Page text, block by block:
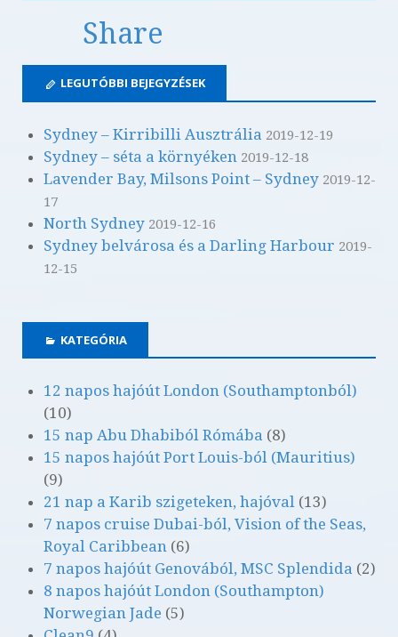
Share
LEGUTÓBBI BEJEGYZÉSEK
Sydney – Kirribilli Ausztrália 2019-12-19
Sydney – séta a környéken 2019-12-18
Lavender Bay, Milsons Point – Sydney 2019-12-
17
North Sydney 2019-12-16
Sydney belvárosa és a Darling Harbour 2019-
12-15
KATEGÓRIA
12 napos hajóút London (Southamptonból)
(10)
15 nap Abu Dhabiból Rómába (8)
15 napos hajóút Port Louis-ból (Mauritius)
(9)
21 nap a Karib szigeteken, hajóval (13)
7 napos cruise Dubai-ból, Vision of the Seas,
Royal Caribbean (6)
7 napos hajóút Genovából, MSC Splendida (2)
8 napos hajóút London (Southampton)
Norwegian Jade (5)